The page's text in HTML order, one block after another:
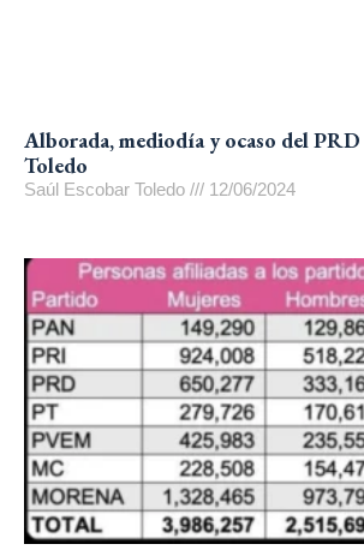
Alborada, mediodía y ocaso del
Toledo
Saúl Escobar Toledo 12/06/2024